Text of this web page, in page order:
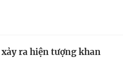
ra hiện tượng khan